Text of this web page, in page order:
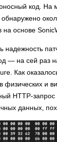
код. На
на основе
надежность
— на сей раз
Как
физических и
HTTP-
данных,